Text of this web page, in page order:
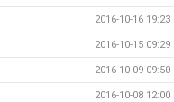
2016-10-16 19:23
2016-10-15 09:29
2016-10-09 09:50
2016-10-08 12:00